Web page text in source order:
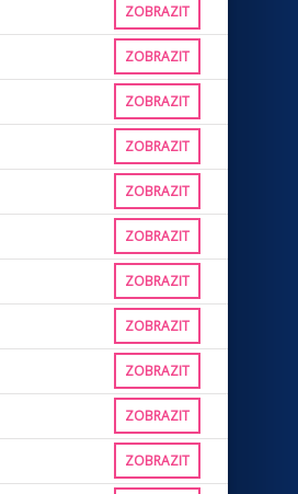
ZOBRAZIT
ZOBRAZIT
ZOBRAZIT
ZOBRAZIT
ZOBRAZIT
ZOBRAZIT
ZOBRAZIT
ZOBRAZIT
ZOBRAZIT
ZOBRAZIT
ZOBRAZIT